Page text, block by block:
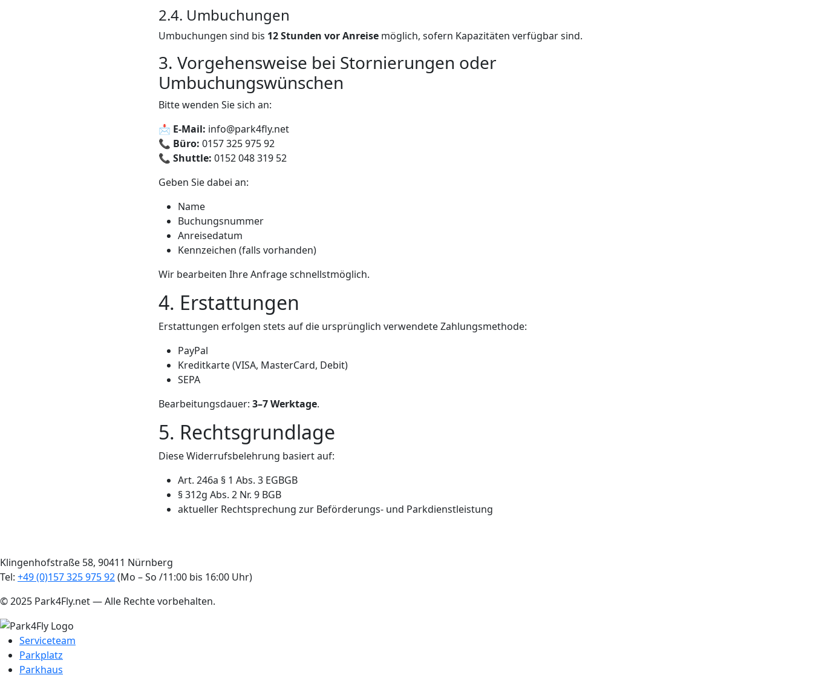
2.4. Umbuchungen
Umbuchungen sind bis 12 Stunden vor Anreise möglich, sofern Kapazitäten verfügbar sind.
3. Vorgehensweise bei Stornierungen oder
Umbuchungswünschen
Bitte wenden Sie sich an:
📩 E-Mail: info@park4fly.net
📞 Büro: 0157 325 975 92
📞 Shuttle: 0152 048 319 52
Geben Sie dabei an:
Name
Buchungsnummer
Anreisedatum
Kennzeichen (falls vorhanden)
Wir bearbeiten Ihre Anfrage schnellstmöglich.
4. Erstattungen
Erstattungen erfolgen stets auf die ursprünglich verwendete Zahlungsmethode:
PayPal
Kreditkarte (VISA, MasterCard, Debit)
SEPA
Bearbeitungsdauer: 3–7 Werktage.
5. Rechtsgrundlage
Diese Widerrufsbelehrung basiert auf:
Art. 246a § 1 Abs. 3 EGBGB
§ 312g Abs. 2 Nr. 9 BGB
aktueller Rechtsprechung zur Beförderungs- und Parkdienstleistung
Klingenhofstraße 58, 90411 Nürnberg
Tel: +49 (0)157 325 975 92(Mo – So /11:00 bis 16:00 Uhr)
© 2025 Park4Fly.net — Alle Rechte vorbehalten.
Serviceteam
Parkplatz
Parkhaus